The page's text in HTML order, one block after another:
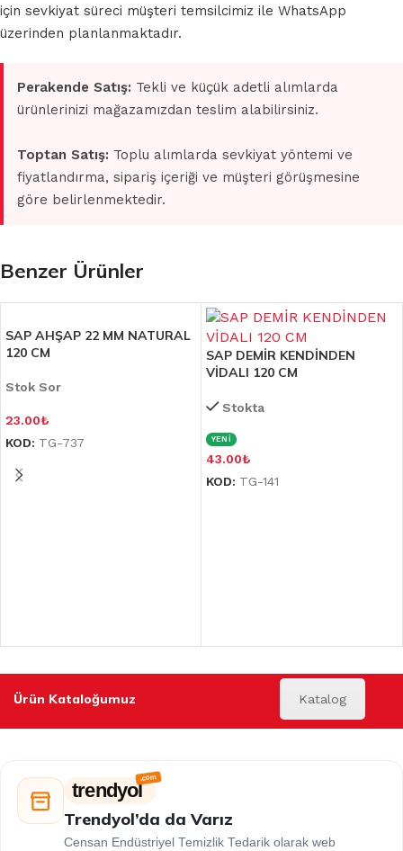
için sevkiyat süreci müşteri temsilcimiz ile WhatsApp
üzerinden planlanmaktadır.
Perakende Satış: Tekli ve küçük adetli alımlarda
ürünlerinizi mağazamızdan teslim alabilirsiniz.
Toptan Satış: Toplu alımlarda sevkiyat yöntemi ve
fiyatlandırma, sipariş içeriği ve müşteri görüşmesine
göre belirlenmektedir.
Benzer Ürünler
SAP AHŞAP 22 MM NATURAL
120 CM
Stok Sor
23.00₺
KOD: TG-737
SAP DEMİR KENDİNDEN
VİDALI 120 CM
Stokta
YENİ
43.00₺
KOD: TG-141
Ürün Kataloğumuz Katalog
trendyol
Trendyol’da da Varız
Censan Endüstriyel Temizlik Tedarik olarak web